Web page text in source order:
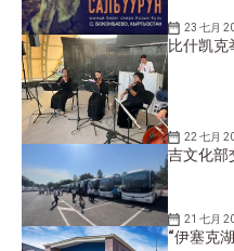
23 七月
比什凯克
22 七月
吉文化部
21 七月
“伊塞克